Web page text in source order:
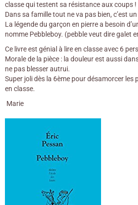
classe qui testent sa résistance aux coups !
Dans sa famille tout ne va pas bien, c’est
La légende du garçon en pierre a besoin
nomme Pebbleboy. (pebble veut dire galet
Ce livre est génial à lire en classe avec 6
Morale de la pièce : la douleur est aussi
ne pas blesser autrui.
Super joli dès la 6ème pour désamorcer les
en classe.
Marie